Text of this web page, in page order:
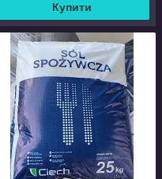
Купити